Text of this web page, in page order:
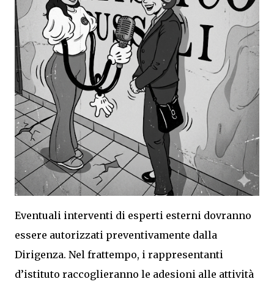
Eventuali interventi di esperti esterni dovranno
essere autorizzati preventivamente dalla
Dirigenza. Nel frattempo, i rappresentanti
d’istituto raccoglieranno le adesioni alle attività